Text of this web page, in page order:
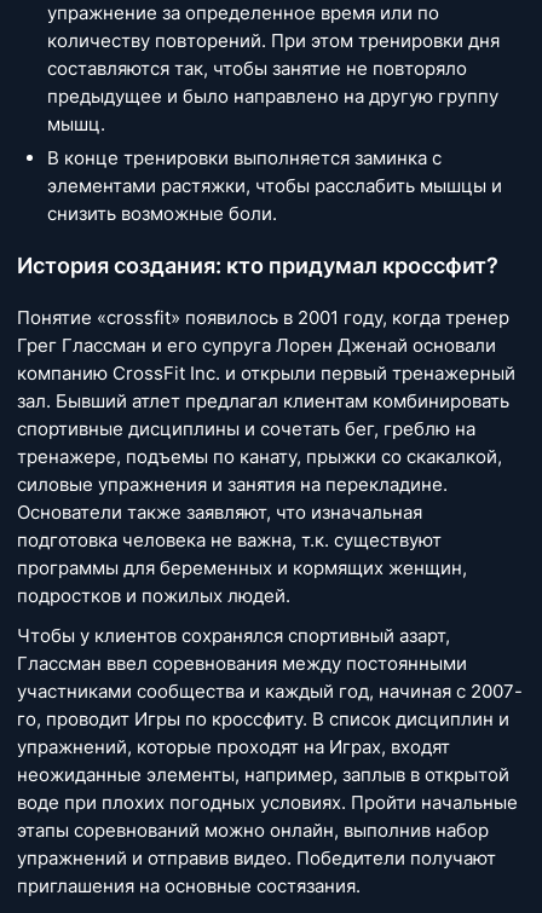
упражнение за определенное время или по
количеству повторений. При этом тренировки дня
составляются так, чтобы занятие не повторяло
предыдущее и было направлено на другую группу
мышц.
В конце тренировки выполняется заминка с
элементами растяжки, чтобы расслабить мышцы и
снизить возможные боли.
История создания: кто придумал кроссфит?
Понятие «crossfit» появилось в 2001 году, когда тренер
Грег Глассман и его супруга Лорен Дженай основали
компанию CrossFit Inc. и открыли первый тренажерный
зал. Бывший атлет предлагал клиентам комбинировать
спортивные дисциплины и сочетать бег, греблю на
тренажере, подъемы по канату, прыжки со скакалкой,
силовые упражнения и занятия на перекладине.
Основатели также заявляют, что изначальная
подготовка человека не важна, т.к. существуют
программы для беременных и кормящих женщин,
подростков и пожилых людей.
Чтобы у клиентов сохранялся спортивный азарт,
Глассман ввел соревнования между постоянными
участниками сообщества и каждый год, начиная с 2007-
го, проводит Игры по кроссфиту. В список дисциплин и
упражнений, которые проходят на Играх, входят
неожиданные элементы, например, заплыв в открытой
воде при плохих погодных условиях. Пройти начальные
этапы соревнований можно онлайн, выполнив набор
упражнений и отправив видео. Победители получают
приглашения на основные состязания.